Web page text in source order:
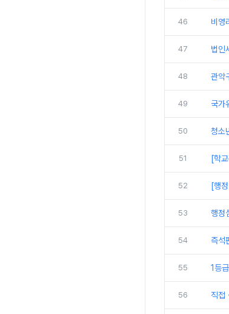
46 비영
47 법인
48 관악
49 국가
50 청소
51 [학
52 [행
53 행정
54 즉석
55 1등
56 직접